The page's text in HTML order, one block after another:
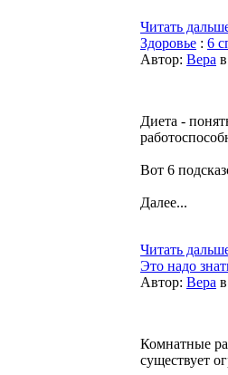
Читать
Здоровье : 6
Автор: Bepa
Диета -
Вот 6
Далее...
Читать
Это надо
Автор: Bepa
Комнатные
существует